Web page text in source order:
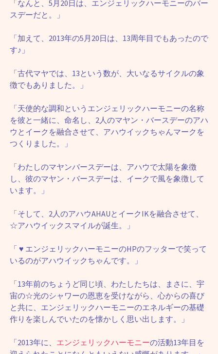
「なんと、5月20日は、エンジェリックハーモニーのバー
スデーだと。」
「加えて、2013年の5月20日は、13周年目でもあったので
す♪」
「古代マヤでは、13という数が、大いなるサイクルの象
徴でもありました。」
「天使的な調和というエンジェリックハーモニーの名称
を彼と一緒に、命名し、2人のマヤン・バースデーのアハ
ウとイークを融合させて、アハウイックちゃんマークを
つくりました。」
「わたしのマヤンバースデーは、アハウで太陽を象徴
し、彼のマヤン・バースデーは、イークで風を象徴して
います。」
「そして、2人のアハウAHAUとイークIKを融合させて、
☆アハウイックスマイルが誕生。」
「 ♥ エンジェリックハーモニーのHPのフッターで笑って
いるのがアハウイックちゃんです。」
「13年前のちょうど同じ頃、わたしたちは、まさに、宇
宙の☆光のシャワーの恩恵を受けながら、心からの喜び
と共に、エンジェリックハーモニーのエネルギーの基礎
作りを楽しんでいたのを懐かしく思い出します。」
「2013年に、 エンジェリックハーモニーの活動13年目を